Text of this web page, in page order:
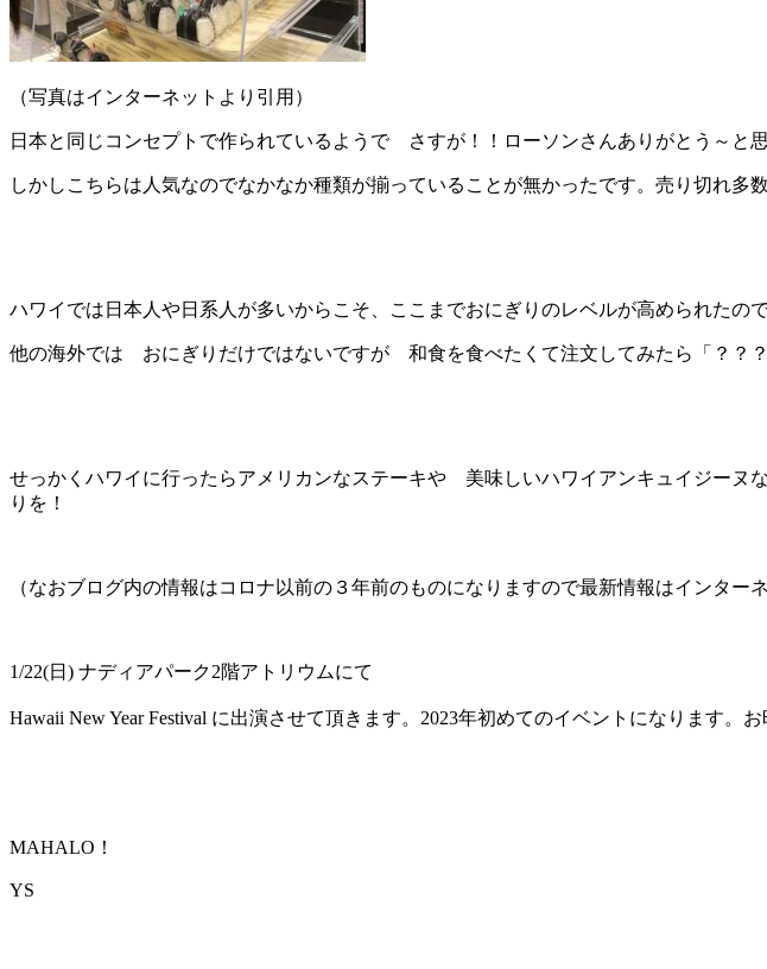
（写真はインターネットより引用）
日本と同じコンセプトで作られているようで さすが！！ローソンさんありがとう～と思
しかしこちらは人気なのでなかなか種類が揃っていることが無かったです。売り切れ多数
ハワイでは日本人や日系人が多いからこそ、ここまでおにぎりのレベルが高められたの
他の海外では おにぎりだけではないですが 和食を食べたくて注文してみたら「？？？
せっかくハワイに行ったらアメリカンなステーキや 美味しいハワイアンキュイジー
りを！
（なおブログ内の情報はコロナ以前の３年前のものになりますので最新情報はインター
1/22(日) ナディアパーク2階アトリウムにて
Hawaii New Year Festival に出演させて頂きます。2023年初めてのイベントになります。
MAHALO！
YS